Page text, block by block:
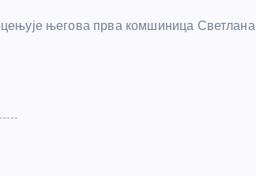
његова прва комшиница Светлана